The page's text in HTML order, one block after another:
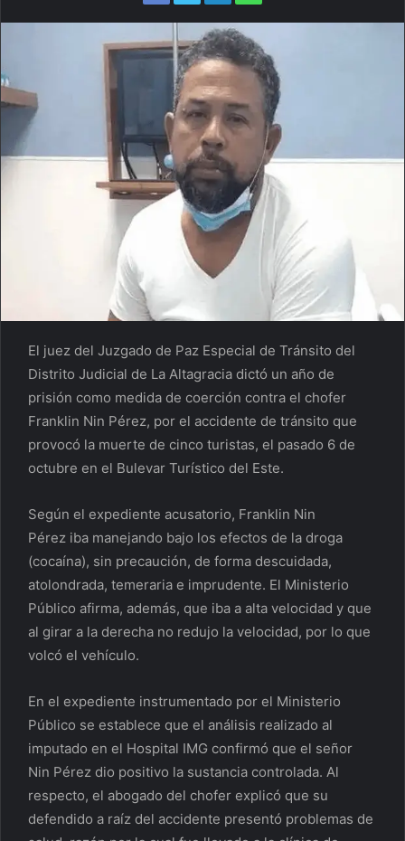
El juez del Juzgado de Paz Especial de Tránsito del
Distrito Judicial de La Altagracia dictó un año de
prisión como medida de coerción contra el chofer
Franklin Nin Pérez, por el accidente de tránsito que
provocó la muerte de cinco turistas, el pasado 6 de
octubre en el Bulevar Turístico del Este.
Según el expediente acusatorio, Franklin Nin
Pérez iba manejando bajo los efectos de la droga
(cocaína), sin precaución, de forma descuidada,
atolondrada, temeraria e imprudente. El Ministerio
Público afirma, además, que iba a alta velocidad y que
al girar a la derecha no redujo la velocidad, por lo que
volcó el vehículo.
En el expediente instrumentado por el Ministerio
Público se establece que el análisis realizado al
imputado en el Hospital IMG confirmó que el señor
Nin Pérez dio positivo la sustancia controlada. Al
respecto, el abogado del chofer explicó que su
defendido a raíz del accidente presentó problemas de